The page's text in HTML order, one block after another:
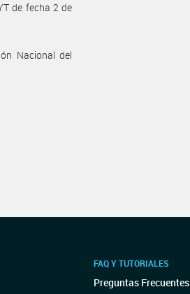
de fecha 2 de
Nacional del
FAQ Y TUTORIALES
Preguntas Frecuentes